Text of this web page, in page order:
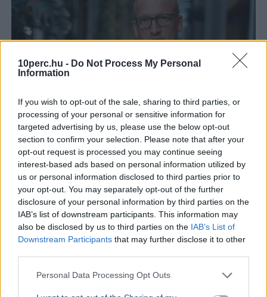
10perc.hu - Do Not Process My Personal
Information
If you wish to opt-out of the sale, sharing to third parties, or
processing of your personal or sensitive information for
targeted advertising by us, please use the below opt-out
section to confirm your selection. Please note that after your
opt-out request is processed you may continue seeing
interest-based ads based on personal information utilized by
us or personal information disclosed to third parties prior to
your opt-out. You may separately opt-out of the further
disclosure of your personal information by third parties on the
IAB’s list of downstream participants. This information may
also be disclosed by us to third parties on the IAB’s List of
Downstream Participants that may further disclose it to other
Personal Data Processing Opt Outs
Tarr Zoltán Közmédia
Tarr Zoltán szerint zajlik a közmédia átvilágítása, a
végleges vezetőt pedig nyílt, átlátható pályázaton
választják majd ki.Bővebben...
Rezsicsökkentés
GAZDASÁG